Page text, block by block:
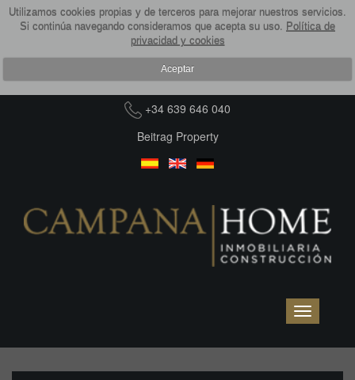
Utilizamos cookies propias y de terceros para mejorar nuestros servicios.
Si continúa navegando consideramos que acepta su uso. Política de
privacidad y cookies
Aceptar
+34 639 646 040
Beitrag Property
Toggle
navigation